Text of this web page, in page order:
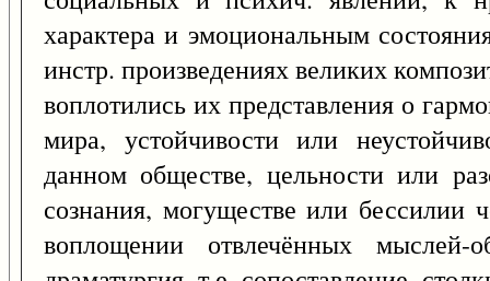
характера и эмоциональным
инстр. произведениях великих
воплотились их представления о
мира, устойчивости или
данном обществе, цельности или
сознания, могуществе или
воплощении отвлечённых мыслей-